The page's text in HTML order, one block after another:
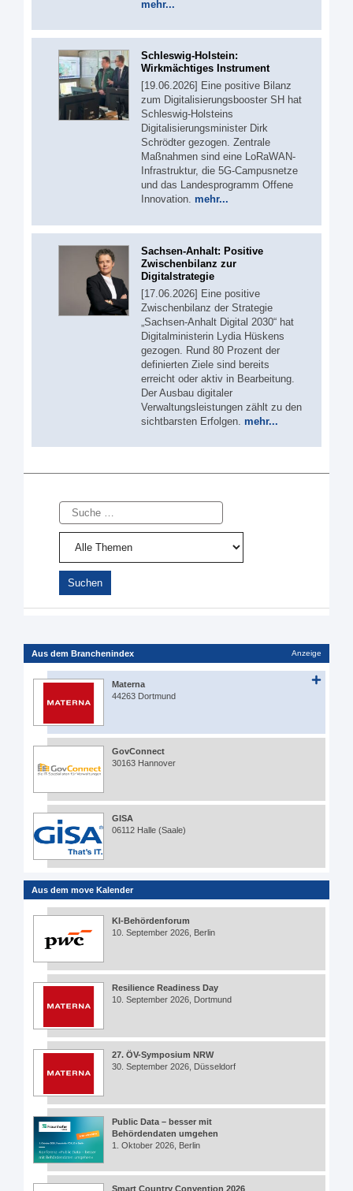
mehr...
Schleswig-Holstein:
Wirkmächtiges Instrument
[19.06.2026] Eine positive Bilanz
zum Digitalisierungsbooster SH hat
Schleswig-Holsteins
Digitalisierungsminister Dirk
Schrödter gezogen. Zentrale
Maßnahmen sind eine LoRaWAN-
Infrastruktur, die 5G-Campusnetze
und das Landesprogramm Offene
Innovation. mehr...
Sachsen-Anhalt: Positive
Zwischenbilanz zur
Digitalstrategie
[17.06.2026] Eine positive
Zwischenbilanz der Strategie
„Sachsen-Anhalt Digital 2030“ hat
Digitalministerin Lydia Hüskens
gezogen. Rund 80 Prozent der
definierten Ziele sind bereits
erreicht oder aktiv in Bearbeitung.
Der Ausbau digitaler
Verwaltungsleistungen zählt zu den
sichtbarsten Erfolgen. mehr...
Suche
Aus dem Branchenindex Anzeige
Materna
44263 Dortmund
GovConnect
30163 Hannover
GISA
06112 Halle (Saale)
Aus dem move Kalender
KI-Behördenforum
10. September 2026, Berlin
Resilience Readiness Day
10. September 2026, Dortmund
27. ÖV-Symposium NRW
30. September 2026, Düsseldorf
Public Data – besser mit
Behördendaten umgehen
1. Oktober 2026, Berlin
Smart Country Convention 2026